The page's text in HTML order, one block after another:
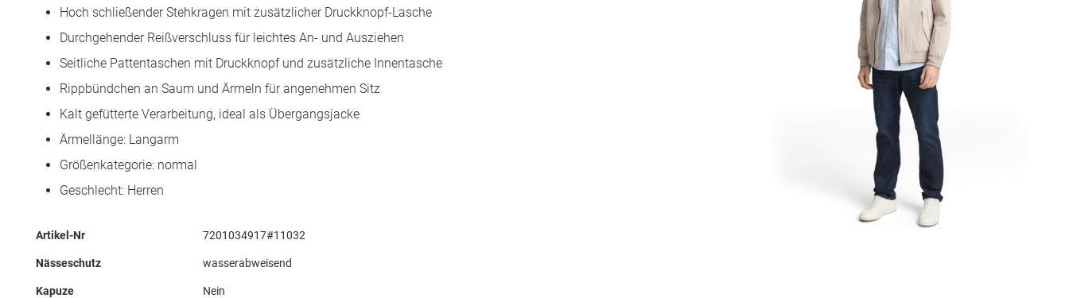
Hoch schließender Stehkragen mit zusätzlicher Druckknopf-Lasche
Durchgehender Reißverschluss für leichtes An- und Ausziehen
Seitliche Pattentaschen mit Druckknopf und zusätzliche Innentasche
Rippbündchen an Saum und Ärmeln für angenehmen Sitz
Kalt gefütterte Verarbeitung, ideal als Übergangsjacke
Ärmellänge: Langarm
Größenkategorie: normal
Geschlecht: Herren
Mehr
Artikel-Nr 7201034917#11032
Nässeschutz wasserabweisend
Kapuze Nein